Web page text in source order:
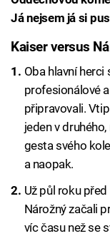
Já nejsem já si
Kaiser versus
Oba hlavní
profesionálové
připravovali.
jeden v
gesta svého
a naopak.
Už půl roku
Nárožný začali
víc času než se